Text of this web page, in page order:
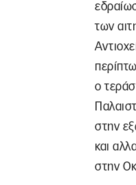
των
ο
στην
και
στην